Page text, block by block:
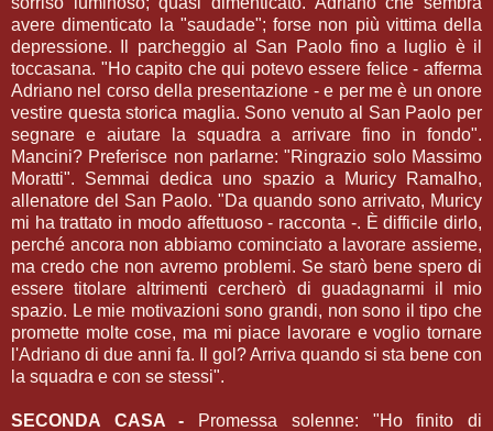
avere dimenticato la "saudade"; forse non più vittima della
depressione. Il parcheggio al San Paolo fino a luglio è il
toccasana. "Ho capito che qui potevo essere felice - afferma
Adriano nel corso della presentazione - e per me è un onore
vestire questa storica maglia. Sono venuto al San Paolo per
segnare e aiutare la squadra a arrivare fino in fondo".
Mancini? Preferisce non parlarne: "Ringrazio solo Massimo
Moratti". Semmai dedica uno spazio a Muricy Ramalho,
allenatore del San Paolo. "Da quando sono arrivato, Muricy
mi ha trattato in modo affettuoso - racconta -. È difficile dirlo,
perché ancora non abbiamo cominciato a lavorare assieme,
ma credo che non avremo problemi. Se starò bene spero di
essere titolare altrimenti cercherò di guadagnarmi il mio
spazio. Le mie motivazioni sono grandi, non sono il tipo che
promette molte cose, ma mi piace lavorare e voglio tornare
l'Adriano di due anni fa. Il gol? Arriva quando si sta bene con
la squadra e con se stessi".
SECONDA CASA -
Promessa solenne: "Ho finito di